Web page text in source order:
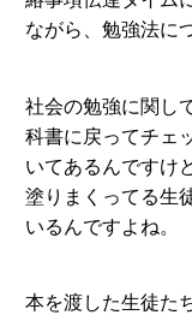
ながら、勉強法に
社会の勉強に関し
科書に戻ってチェ
いてあるんですけ
塗りまくってる生
いるんですよね。
本を渡した生徒た